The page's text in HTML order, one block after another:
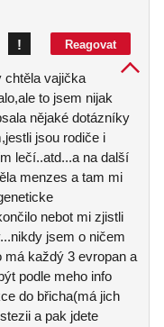
Reagovat
!
chtěla vajička
to jsem nijak
nějaké dotázníky
jsou rodiče i
lečí..atd...a na další
menzes a tam mi
nebot mi zjistli
jsem o ničem
každý 3 evropan a
podle meho info
do břicha(má jich
a pak jdete